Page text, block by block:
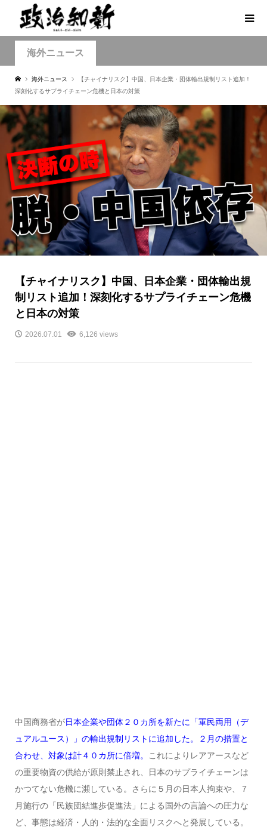
海外ニュース
海外ニュース
【チャイナリスク】中国、日本企業・団体輸出規制リスト追加！
深刻化するサプライチェーン危機と日本の対策
【チャイナリスク】中国、日本企業・団体輸出規
制リスト追加！深刻化するサプライチェーン危機
と日本の対策
2026.07.01 6,126 views
中国商務省が日本企業や団体２０カ所を新たに「軍民両用（デ
ュアルユース）」の輸出規制リストに追加した。２月の措置と
合わせ、対象は計４０カ所に倍増。
これによりレアアースなど
の重要物資の供給が原則禁止され、日本のサプライチェーンは
かつてない危機に瀕している。さらに５月の日本人拘束や、７
月施行の「民族団結進歩促進法」による国外の言論への圧力な
ど、事態は経済・人的・法的な全面リスクへと発展している。